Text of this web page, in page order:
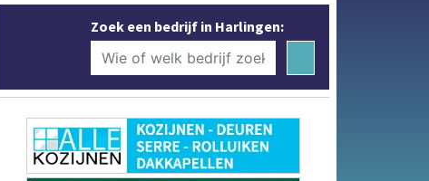
Zoek een bedrijf in Harlingen: